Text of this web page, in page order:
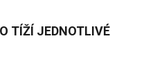
TÍŽÍ JEDNOTLIVÉ